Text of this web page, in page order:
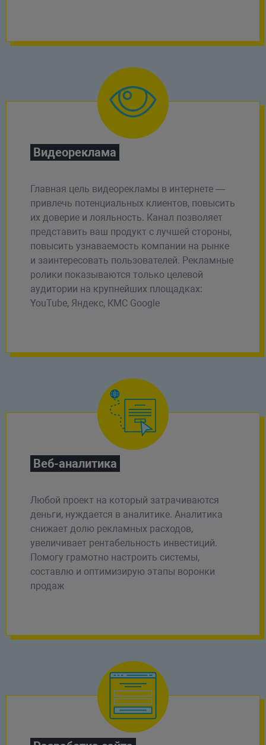
Видеореклама
Главная цель видеорекламы в интернете —
привлечь потенциальных клиентов, повысить
их доверие и лояльность. Канал позволяет
представить ваш продукт с лучшей стороны,
повысить узнаваемость компании на рынке
и заинтересовать пользователей. Рекламные
ролики показываются только целевой
аудитории на крупнейших площадках:
YouTube, Яндекс, КМС Google
Веб-аналитика
Любой проект на который затрачиваются
деньги, нуждается в аналитике. Аналитика
снижает долю рекламных расходов,
увеличивает рентабельность инвестиций.
Помогу грамотно настроить системы,
составлю и оптимизирую этапы воронки
продаж